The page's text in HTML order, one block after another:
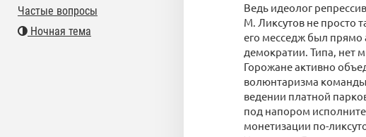
Ведь идеолог
М. Ликсутов не просто
его месседж был прямо
демократии. Типа, нет
Горожане активно
волюнтаризма команды
ведении платной
под напором
монетизации по-
Частые вопросы
Ночная тема